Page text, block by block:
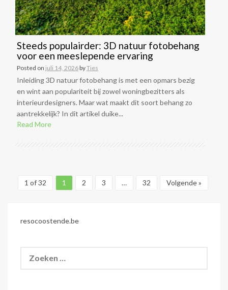
Steeds populairder: 3D natuur fotobehang
voor een meeslepende ervaring
Posted on juli 14, 2026byTies
Inleiding 3D natuur fotobehang is met een opmars bezig
en wint aan populariteit bij zowel woningbezitters als
interieurdesigners. Maar wat maakt dit soort behang zo
aantrekkelijk? In dit artikel duike...
Read More
1 of 32 1 2 3 … 32 Volgende »
resocoostende.be
naar: